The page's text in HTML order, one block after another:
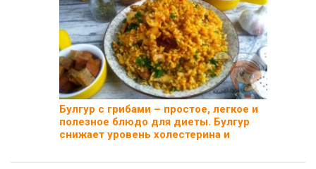
Булгур с грибами – простое, легкое и
полезное блюдо для диеты. Булгур
снижает уровень холестерина и